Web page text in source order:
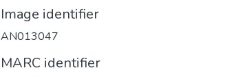
Image identifier
AN013047
MARC identifier